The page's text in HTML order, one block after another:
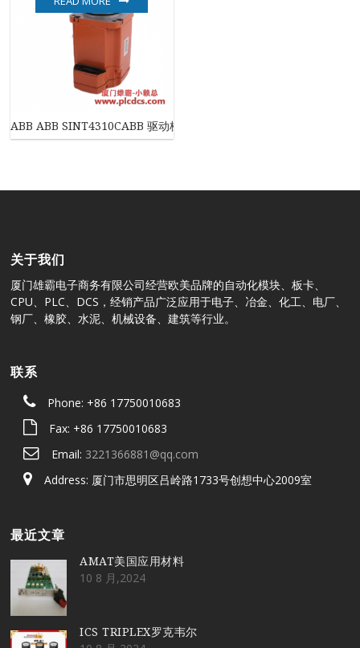
ABB ABB SINT4310CABB 驱动板
关于我们
厦门雄霸电子商务有限公司经营欧美品牌的自动化模块、板卡、
CPU、PLC、DCS，经销产品广泛应用于电子、冶金、化工、电厂、
钢厂、橡胶、水泥、机械设备、建筑等行业。
联系
Phone: +86 17750010683
Fax: +86 17750010683
Email: 3221366881@qq.com
Address: 厦门市思明区吕岭路1733号创想中心2009室
最近文章
AMAT美国应用材料
10 8 月,2024
ICS TRIPLEX罗克韦尔